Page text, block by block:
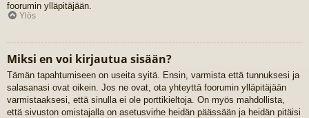
foorumin ylläpitäjään.
Ylös
Miksi en voi kirjautua sisään?
Tämän tapahtumiseen on useita syitä. Ensin, varmista että tunnuksesi ja
salasanasi ovat oikein. Jos ne ovat, ota yhteyttä foorumin ylläpitäjään
varmistaaksesi, että sinulla ei ole porttikieltoja. On myös mahdollista,
että sivuston omistajalla on asetusvirhe heidän päässään ja heidän pitäisi